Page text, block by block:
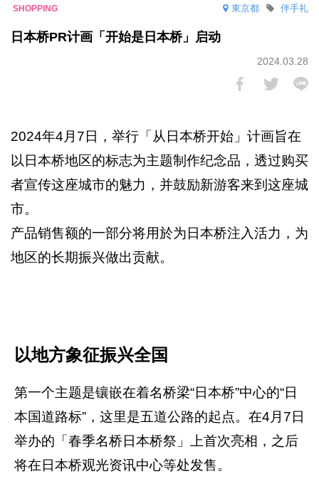
東京都 伴手礼
日本桥PR计画「开始是日本桥」启动
2024.03.28
2024年4月7日，举行「从日本桥开始」计画旨在
以日本桥地区的标志为主题制作纪念品，透过购买
者宣传这座城市的魅力，并鼓励新游客来到这座城
市。
产品销售额的一部分将用於为日本桥注入活力，为
地区的长期振兴做出贡献。
以地方象征振兴全国
第一个主题是镶嵌在着名桥梁“日本桥”中心的“日
本国道路标”，这里是五道公路的起点。在4月7日
举办的「春季名桥日本桥祭」上首次亮相，之后
将在日本桥观光资讯中心等处发售。